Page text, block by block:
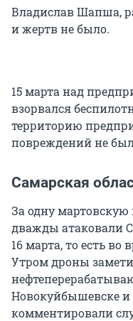
Владислав Шапша,
и жертв не было.
15 марта над
взорвался
территорию
повреждений не
Самарская
За одну
дважды атаковали
16 марта, то есть
Утром дроны
Новокуйбышевске и
комментировали